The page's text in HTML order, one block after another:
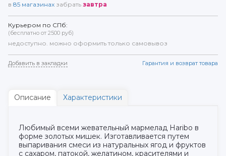
в 85 магазинах забрать завтра
Курьером по СПб:
(бесплатно от 2500 руб)
недоступно. можно оформить только самовывоз
Добавить в закладки Гарантия и возврат товара
Описание Характеристики
Любимый всеми жевательный мармелад Haribo в
форме золотых мишек. Изготавливается путем
выпаривания смеси из натуральных ягод и фруктов
с сахаром, патокой, желатином, красителями и